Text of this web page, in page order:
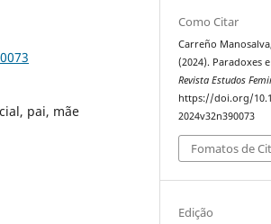
pai, mãe
Como Citar
Carreño
(2024). Paradoxes
Revista Estudos
https://doi.org/
2024v32n390073
Fomatos de
Edição